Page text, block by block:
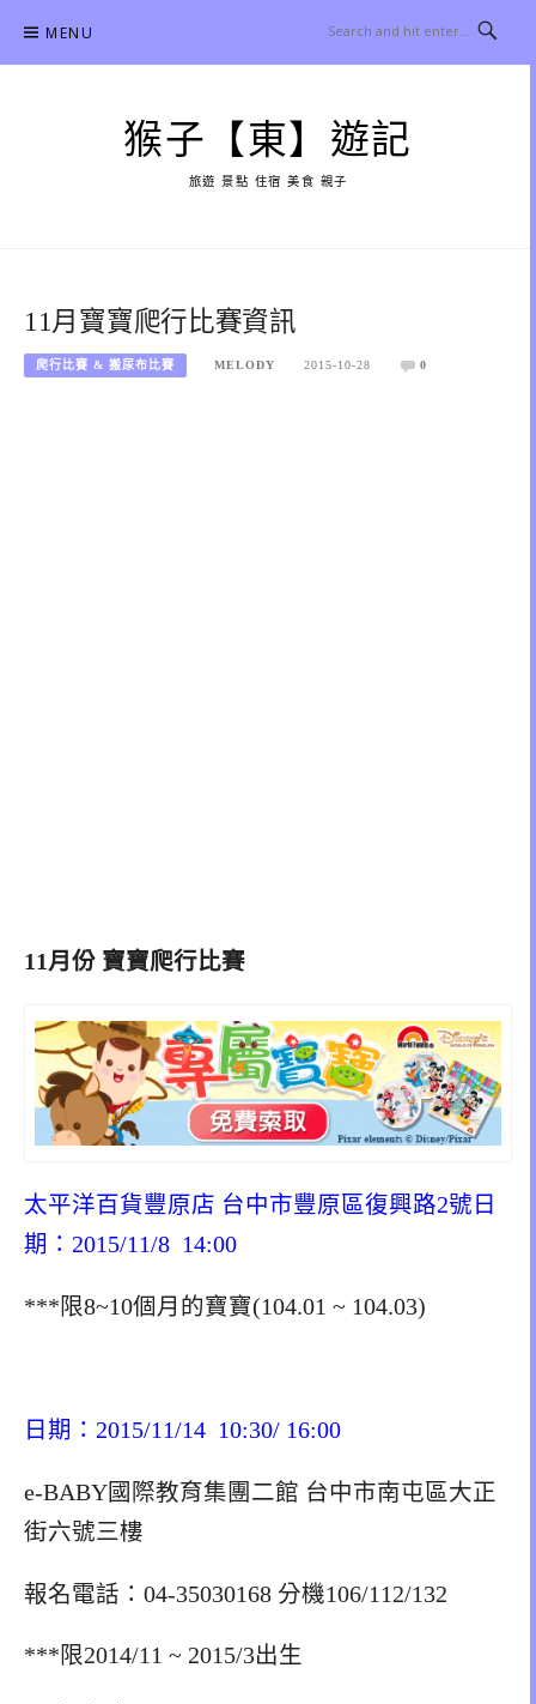
content
MENU
猴子【東】遊記
旅遊 景點 住宿 美食 親子
11月寶寶爬行比賽資訊
爬行比賽 & 搬尿布比賽 MELODY 2015-10-28 0
11月份 寶寶爬行比賽
太平洋百貨豐原店 台中市豐原區復興路2號日
期：2015/11/8 14:00
***限8~10個月的寶寶(104.01 ~ 104.03)
日期：2015/11/14 10:30/ 16:00
e-BABY國際教育集團二館 台中市南屯區大正
街六號三樓
報名電話：04-35030168 分機106/112/132
***限2014/11 ~ 2015/3出生